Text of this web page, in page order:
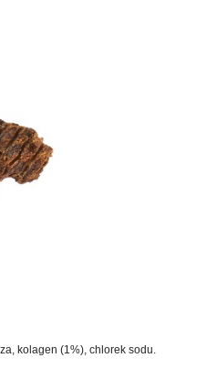
kolagen (1%), chlorek sodu.